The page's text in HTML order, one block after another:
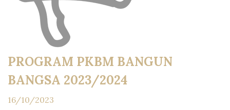
PROGRAM PKBM BANGUN
BANGSA 2023/2024
16/10/2023